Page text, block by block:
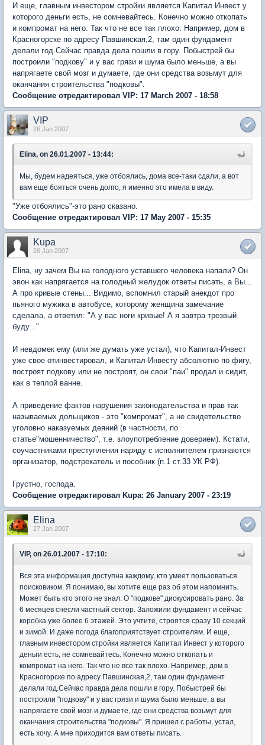
И еще, главным инвестором стройки является Капитал Инвест у
которого деньги есть, не сомневайтесь. Конечно можно откопать
и компромат на него. Так что не все так плохо. Например, дом в
Красногорске по адресу Павшинская,2, там один фундамент
делали год.Сейчас правда дела пошли в гору. Побыстрей бы
построили "подкову" и у вас грязи и шума было меньше, а вы
напрягаете свой мозг и думаете, где они средства возьмут для
оканчания строительства "подковы".
Сообщение отредактировал VIP: 17 March 2007 - 18:58
VIP
26 Jan 2007
Elina, on 26.01.2007 - 13:44:
Мы, будем надеяться, уже отбоялись, дома все-таки сдали, а вот
вам еще бояться очень долго, я именно это имела в виду.
"Уже отбоялись"-это рано сказано.
Сообщение отредактировал VIP: 17 May 2007 - 15:35
Kupa
26 Jan 2007
Elina, ну зачем Вы на голодного уставшего человека напали? Он
эвон как напрягается на голодный желудок ответы писать, а Вы...
А про кривые стены... Видимо, вспомнил старый анекдот про
пьяного мужика в автобусе, которому женщина замечание
сделала, а ответил: "А у вас ноги кривые! А я завтра трезвый
буду..."
И невдомек ему (или же думать уже устал), что Капитал-Инвест
уже свое отинвестировал, и Капитал-Инвесту абсолютно по фигу,
построят подкову или не построят, он свои "паи" продал и сидит,
как в теплой ванне.
А приведение фактов нарушения законодательства и прав так
называемых дольщиков - это "компромат", а не свидетельство
уголовно наказуемых деяний (в частности, по
статье"мошенничество", т.е. злоупотребление доверием). Кстати,
соучастниками преступления наряду с исполнителем признаются
организатор, подстрекатель и пособник (п.1 ст.33 УК РФ).
Грустно, господа.
Сообщение отредактировал Kupa: 26 January 2007 - 23:19
Elina
27 Jan 2007
VIP, on 26.01.2007 - 17:10:
Вся эта информация доступна каждому, кто умеет пользоваться
поисковиком. Я понимаю, вы хотите еще раз об этом напомнить.
Может быть кто этого не знал. О "подкове" дискусировать рано. За
6 месяцев снесли частный сектор. Заложили фундамент и сейчас
коробка уже более 6 этажей. Это учтите, строятся сразу 10 секций
и зимой. И даже погода благоприятствует строителям. И еще,
главным инвестором стройки является Капитал Инвест у которого
деньги есть, не сомневайтесь. Конечно можно откопать и
компромат на него. Так что не все так плохо. Например, дом в
Красногорске по адресу Павшинская,2, там один фундамент
делали год.Сейчас правда дела пошли в гору. Побыстрей бы
построили "подкову" и у вас грязи и шума было меньше, а вы
напрягаете свой мозг и думаете, где они средства возьмут для
оканчания строительства "подковы". Я пришел с работы, устал,
есть хочу. А мне приходится вам ответы писать.